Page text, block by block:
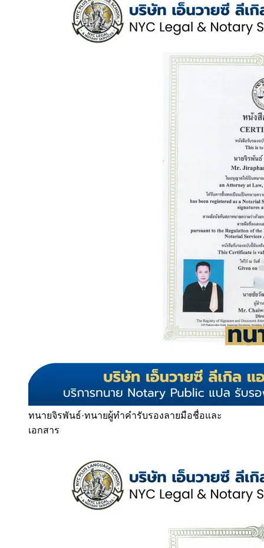
ทนายจิรพันธ์·ทนายผู้ทำคำรับรองลายมือชื่อและ
เอกสาร